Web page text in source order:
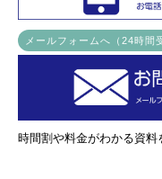
メールフォームへ（24時間
時間割や料金がわかる資料